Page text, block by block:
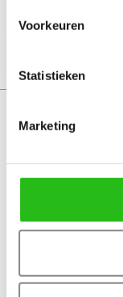
Voorkeuren
Statistieken
Marketing
+ Geschikt voor